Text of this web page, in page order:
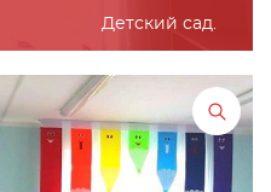
Детский сад.